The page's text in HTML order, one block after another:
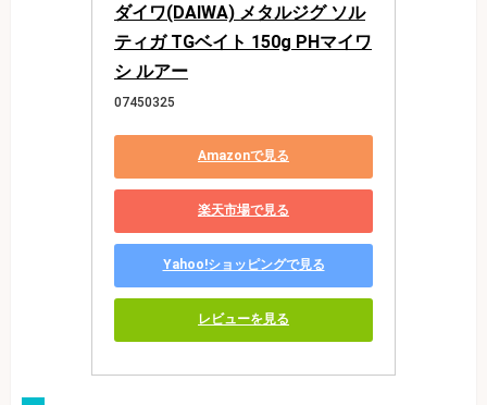
ダイワ(DAIWA) メタルジグ ソル
ティガ TGベイト 150g PHマイワ
シ ルアー
07450325
Amazonで見る
楽天市場で見る
Yahoo!ショッピングで見る
レビューを見る